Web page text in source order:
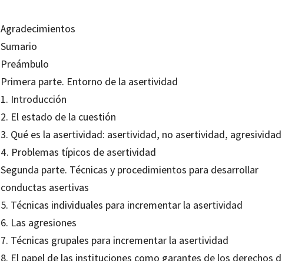
Agradecimientos
Sumario
Preámbulo
Primera parte. Entorno de la asertividad
1. Introducción
2. El estado de la cuestión
3. Qué es la asertividad: asertividad, no asertividad, agresividad
4. Problemas típicos de asertividad
Segunda parte. Técnicas y procedimientos para desarrollar
conductas asertivas
5. Técnicas individuales para incrementar la asertividad
6. Las agresiones
7. Técnicas grupales para incrementar la asertividad
8. El papel de las instituciones como garantes de los derechos